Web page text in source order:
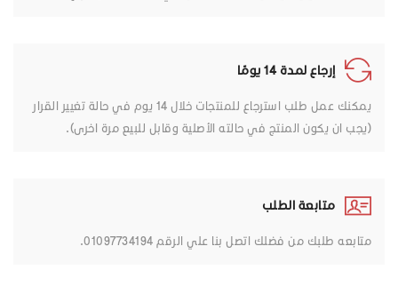
إرجاع لمدة 14 يومًا
يمكنك عمل طلب استرجاع للمنتجات خلال 14 يوم في حالة تغيير القرار
(يجب ان يكون المنتج في حالته الأصلية وقابل للبيع مرة اخرى).
متابعة الطلب
متابعه طلبك من فضلك اتصل بنا علي الرقم 01097734194.